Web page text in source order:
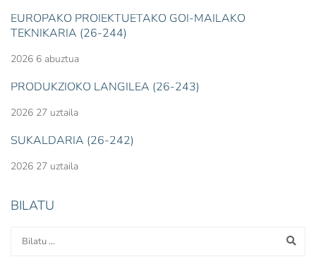
EUROPAKO PROIEKTUETAKO GOI-MAILAKO
TEKNIKARIA (26-244)
2026 6 abuztua
PRODUKZIOKO LANGILEA (26-243)
2026 27 uztaila
SUKALDARIA (26-242)
2026 27 uztaila
BILATU